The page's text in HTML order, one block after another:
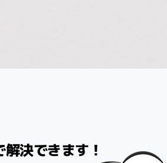
決できます！